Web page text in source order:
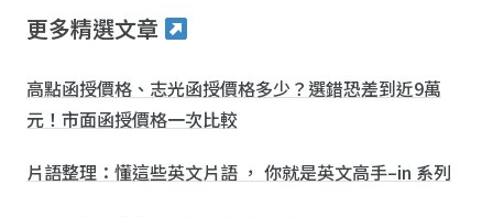
更多精選文章
高點函授價格、志光函授價格多少？選錯恐差到近9萬
元！市面函授價格一次比較
片語整理：懂這些英文片語 ， 你就是英文高手–in 系列